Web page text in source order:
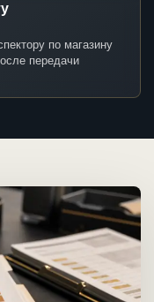
по магазину
передачи